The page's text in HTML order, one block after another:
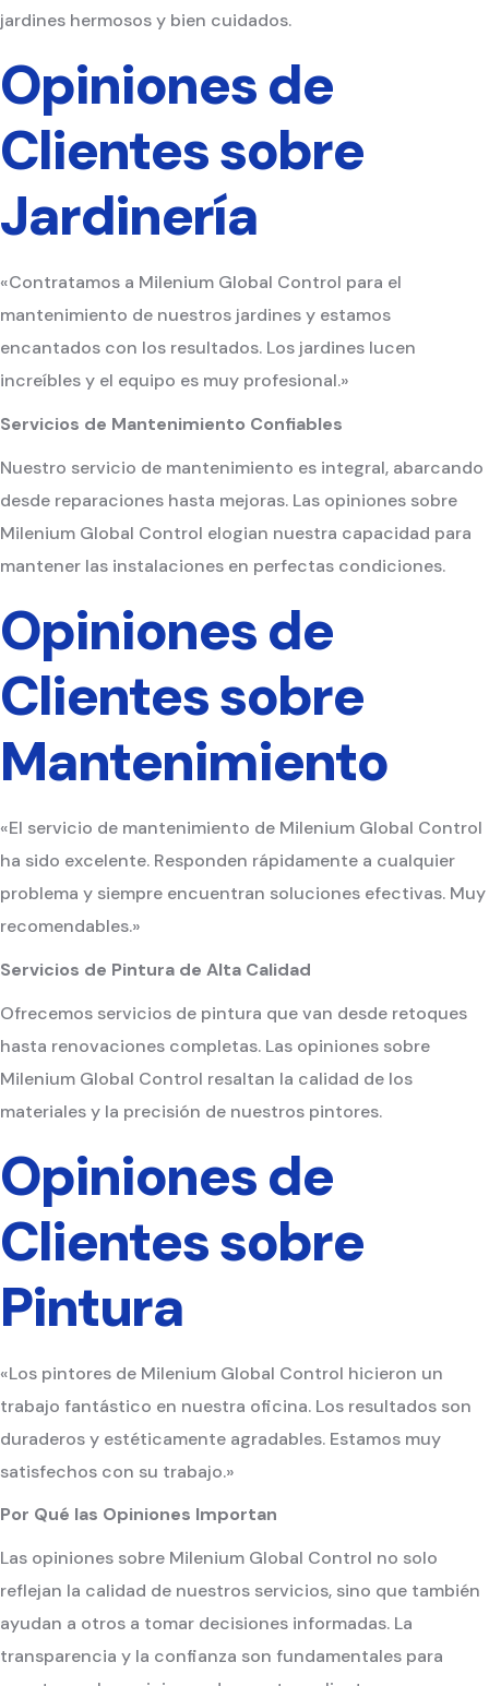
jardines hermosos y bien cuidados.
Opiniones de
Clientes sobre
Jardinería
«Contratamos a Milenium Global Control para el
mantenimiento de nuestros jardines y estamos
encantados con los resultados. Los jardines lucen
increíbles y el equipo es muy profesional.»
Servicios de Mantenimiento Confiables
Nuestro servicio de mantenimiento es integral, abarcando
desde reparaciones hasta mejoras. Las opiniones sobre
Milenium Global Control elogian nuestra capacidad para
mantener las instalaciones en perfectas condiciones.
Opiniones de
Clientes sobre
Mantenimiento
«El servicio de mantenimiento de Milenium Global Control
ha sido excelente. Responden rápidamente a cualquier
problema y siempre encuentran soluciones efectivas. Muy
recomendables.»
Servicios de Pintura de Alta Calidad
Ofrecemos servicios de pintura que van desde retoques
hasta renovaciones completas. Las opiniones sobre
Milenium Global Control resaltan la calidad de los
materiales y la precisión de nuestros pintores.
Opiniones de
Clientes sobre
Pintura
«Los pintores de Milenium Global Control hicieron un
trabajo fantástico en nuestra oficina. Los resultados son
duraderos y estéticamente agradables. Estamos muy
satisfechos con su trabajo.»
Por Qué las Opiniones Importan
Las opiniones sobre Milenium Global Control no solo
reflejan la calidad de nuestros servicios, sino que también
ayudan a otros a tomar decisiones informadas. La
transparencia y la confianza son fundamentales para